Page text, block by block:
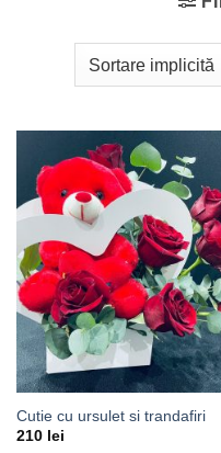
Cutie cu ursulet si trandafiri
210 lei